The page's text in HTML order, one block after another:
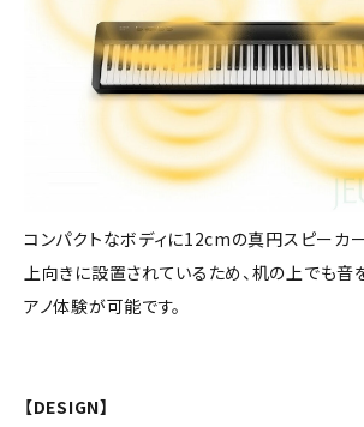
コンパクトなボディに12cmの真円スピーカ
上向きに設置されているため、机の上でも音
アノ体験が可能です。
【DESIGN】